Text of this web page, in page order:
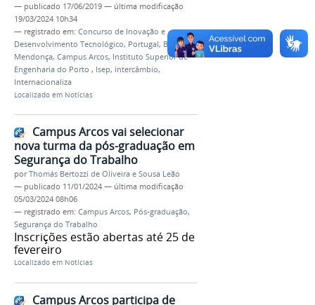
— publicado 17/06/2019 — última modificação
19/03/2024 10h34
— registrado em: Concurso de Inovação e
Desenvolvimento Tecnológico, Portugal, Breno
Mendonça, Campus Arcos, Instituto Superior de
Engenharia do Porto , Isep, intercâmbio,
Internacionaliza
Localizado em Notícias
Campus Arcos vai selecionar
nova turma da pós-graduação em
Segurança do Trabalho
porThomás Bertozzi de Oliveira e Sousa Leão
— publicado 11/01/2024 — última modificação
05/03/2024 08h06
— registrado em: Campus Arcos, Pós-graduação,
Segurança do Trabalho
Inscrições estão abertas até 25 de
fevereiro
Localizado em Notícias
Campus Arcos participa de